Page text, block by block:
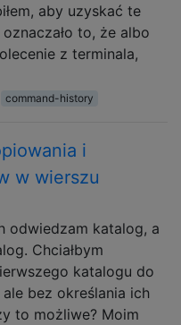
aby uzyskać te
to, że albo
z terminala,
command-history
i
w wierszu
odwiedzam katalog, a
Chciałbym
katalogu do
bez określania ich
to możliwe? Moim